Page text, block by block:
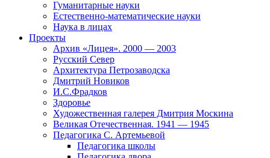
Гуманитарные науки
Естественно-математические науки
Наука в лицах
Проекты
Архив «Лицея». 2000 — 2003
Русский Север
Архитектура Петрозаводска
Дмитрий Новиков
И.С.Фрадков
Здоровье
Художественная галерея Дмитрия Москина
Великая Отечественная. 1941 — 1945
Педагогика С. Артемьевой
Педагогика школы